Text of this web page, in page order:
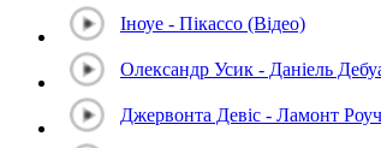
Іноуе - Пікассо (Відео)
Олександр Усик - Даніель
Джервонта Девіс - Ламонт